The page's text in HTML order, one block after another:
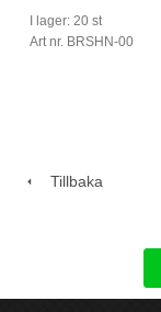
I lager: 20 st
Art nr. BRSHN-00
Tillbaka